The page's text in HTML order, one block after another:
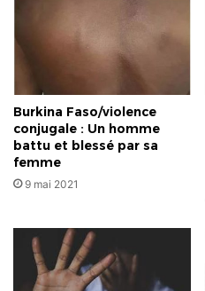
Burkina Faso/violence
conjugale : Un homme
battu et blessé par sa
femme
9 mai 2021